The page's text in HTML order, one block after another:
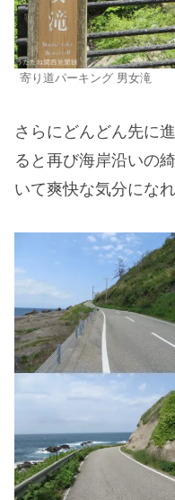
寄り道パーキング 男女滝
さらにどんどん先に
ると再び海岸沿いの
いて爽快な気分になれ